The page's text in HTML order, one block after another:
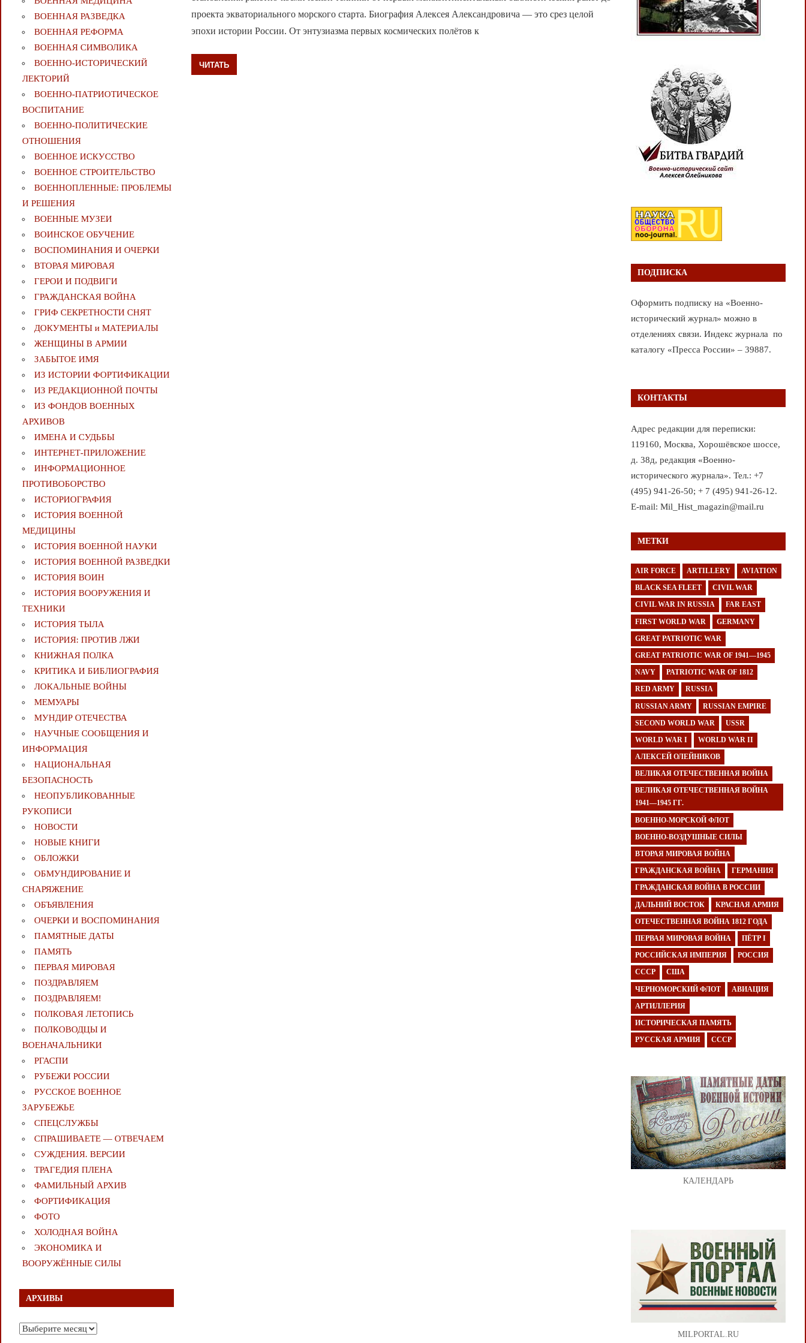
проекта экваториального морского старта. Биография Алексея Александровича — это срез целой
эпохи истории России. От энтузиазма первых космических полётов к
ЧИТАТЬ
ВОЕННАЯ РАЗВЕДКА
ВОЕННАЯ РЕФОРМА
ВОЕННАЯ СИМВОЛИКА
ВОЕННО-ИСТОРИЧЕСКИЙ
ЛЕКТОРИЙ
ВОЕННО-ПАТРИОТИЧЕСКОЕ
ВОСПИТАНИЕ
ВОЕННО-ПОЛИТИЧЕСКИE
ОТНОШЕНИЯ
ВОЕННОЕ ИСКУССТВО
ВОЕННОЕ СТРОИТЕЛЬСТВО
ВОЕННОПЛЕННЫЕ: ПРОБЛЕМЫ
И РЕШЕНИЯ
ВОЕННЫЕ МУЗЕИ
ВОИНСКОЕ ОБУЧЕНИЕ
ВОСПОМИНАНИЯ И ОЧЕРКИ
ВТОРАЯ МИРОВАЯ
ГЕРОИ И ПОДВИГИ
ГРАЖДАНСКАЯ ВОЙНА
ГРИФ СЕКРЕТНОСТИ СНЯТ
ДОКУМЕНТЫ и МАТЕРИАЛЫ
ЖЕНЩИНЫ В АРМИИ
ЗАБЫТОЕ ИМЯ
ИЗ ИСТОРИИ ФОРТИФИКАЦИИ
ИЗ РЕДАКЦИОННОЙ ПОЧТЫ
ИЗ ФОНДОВ ВОЕННЫХ
АРХИВОВ
ИМЕНА И СУДЬБЫ
ИНТЕРНЕТ-ПРИЛОЖЕНИЕ
ИНФОРМАЦИОННОЕ
ПРОТИВОБОРСТВО
ИСТОРИОГРАФИЯ
ИСТОРИЯ ВОЕННОЙ
МЕДИЦИНЫ
ИСТОРИЯ ВОЕННОЙ НАУКИ
ИСТОРИЯ ВОЕННОЙ РАЗВЕДКИ
ИСТОРИЯ ВОИН
ИСТОРИЯ ВООРУЖЕНИЯ И
ТЕХНИКИ
ИСТОРИЯ ТЫЛА
ИСТОРИЯ: ПРОТИВ ЛЖИ
КНИЖНАЯ ПОЛКА
КРИТИКА И БИБЛИОГРАФИЯ
ЛОКАЛЬНЫЕ ВОЙНЫ
МЕМУАРЫ
МУНДИР ОТЕЧЕСТВА
НАУЧНЫЕ СООБЩЕНИЯ И
ИНФОРМАЦИЯ
НАЦИОНАЛЬНАЯ
БЕЗОПАСНОСТЬ
НЕОПУБЛИКОВАННЫЕ
РУКОПИСИ
НОВОСТИ
НОВЫЕ КНИГИ
ОБЛОЖКИ
ОБМУНДИРОВАНИЕ И
СНАРЯЖЕНИЕ
ОБЪЯВЛЕНИЯ
ОЧЕРКИ И ВОСПОМИНАНИЯ
ПАМЯТНЫЕ ДАТЫ
ПАМЯТЬ
ПЕРВАЯ МИРОВАЯ
ПОЗДРАВЛЯЕМ
ПОЗДРАВЛЯЕМ!
ПОЛКОВАЯ ЛЕТОПИСЬ
ПОЛКОВОДЦЫ И
ВОЕНАЧАЛЬНИКИ
РГАСПИ
РУБЕЖИ РОССИИ
РУССКОЕ ВОЕННОЕ
ЗАРУБЕЖЬЕ
СПЕЦСЛУЖБЫ
СПРАШИВАЕТЕ — ОТВЕЧАЕМ
СУЖДЕНИЯ. ВЕРСИИ
ТРАГЕДИЯ ПЛЕНА
ФАМИЛЬНЫЙ АРХИВ
ФОРТИФИКАЦИЯ
ФОТО
ХОЛОДНАЯ ВОЙНА
ЭКОНОМИКА И
ВООРУЖЁННЫЕ СИЛЫ
АРХИВЫ
Архивы
ПОДПИСКА
Оформить подписку на «Военно-
исторический журнал» можно в
отделениях связи. Индекс журнала по
каталогу «Пресса России» – 39887.
КОНТАКТЫ
Адрес редакции для переписки:
119160, Москва, Хорошёвское шоссе,
д. 38д, редакция «Военно-
исторического журнала». Тел.: +7
(495) 941-26-50; + 7 (495) 941-26-12.
E-mail: Mil_Hist_magazin@mail.ru
МЕТКИ
AIR FORCE ARTILLERY AVIATION
BLACK SEA FLEET CIVIL WAR
CIVIL WAR IN RUSSIA FAR EAST
FIRST WORLD WAR GERMANY
GREAT PATRIOTIC WAR
GREAT PATRIOTIC WAR OF 1941—1945
NAVY PATRIOTIC WAR OF 1812
RED ARMY RUSSIA
RUSSIAN ARMY RUSSIAN EMPIRE
SECOND WORLD WAR USSR
WORLD WAR I WORLD WAR II
АЛЕКСЕЙ ОЛЕЙНИКОВ
ВЕЛИКАЯ ОТЕЧЕСТВЕННАЯ ВОЙНА
ВЕЛИКАЯ ОТЕЧЕСТВЕННАЯ ВОЙНА
1941—1945 ГГ.
ВОЕННО-МОРСКОЙ ФЛОТ
ВОЕННО-ВОЗДУШНЫЕ СИЛЫ
ВТОРАЯ МИРОВАЯ ВОЙНА
ГРАЖДАНСКАЯ ВОЙНА ГЕРМАНИЯ
ГРАЖДАНСКАЯ ВОЙНА В РОССИИ
ДАЛЬНИЙ ВОСТОК КРАСНАЯ АРМИЯ
ОТЕЧЕСТВЕННАЯ ВОЙНА 1812 ГОДА
ПЕРВАЯ МИРОВАЯ ВОЙНА ПЁТР I
РОССИЙСКАЯ ИМПЕРИЯ РОССИЯ
СССР США
ЧЕРНОМОРСКИЙ ФЛОТ АВИАЦИЯ
АРТИЛЛЕРИЯ
ИСТОРИЧЕСКАЯ ПАМЯТЬ
РУССКАЯ АРМИЯ СССР
КАЛЕНДАРЬ
MILPORTAL.RU